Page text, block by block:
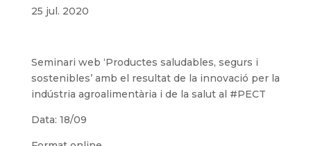
25 jul. 2020
Seminari web ‘Productes saludables, segurs i
sostenibles’ amb el resultat de la innovació per la
indústria agroalimentària i de la salut al #PECT
Data: 18/09